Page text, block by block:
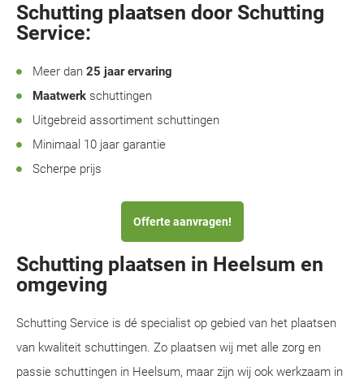
Schutting plaatsen door Schutting
Service:
Meer dan 25 jaar ervaring
Maatwerk schuttingen
Uitgebreid assortiment schuttingen
Minimaal 10 jaar garantie
Scherpe prijs
Offerte aanvragen!
Schutting plaatsen in Heelsum en
omgeving
Schutting Service is dé specialist op gebied van het plaatsen
van kwaliteit schuttingen. Zo plaatsen wij met alle zorg en
passie schuttingen in Heelsum, maar zijn wij ook werkzaam in